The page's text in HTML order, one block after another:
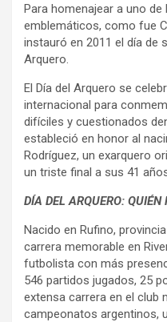
Para homenajear a uno
emblemáticos, como fue
instauró en 2011 el día de
Arquero.
El Día del Arquero se
internacional para
difíciles y cuestionados
estableció en honor al
Rodríguez, un exarquero
un triste final a sus 41
DÍA DEL ARQUERO:
Nacido en Rufino,
carrera memorable en
futbolista con más
546 partidos jugados, 25
extensa carrera en el club
campeonatos argentinos,